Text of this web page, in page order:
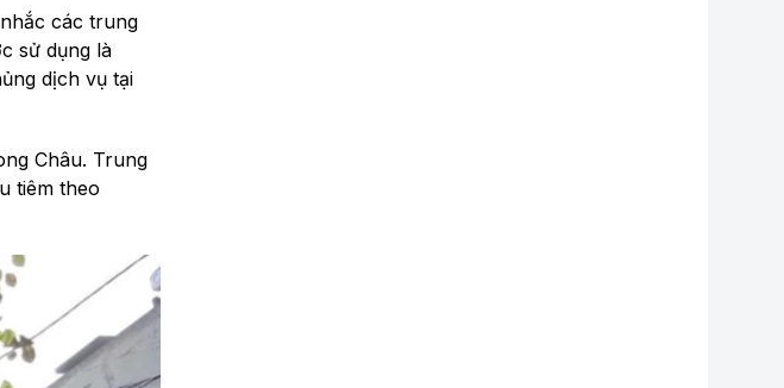
các trung
sử dụng là
dịch vụ tại
Châu. Trung
tiêm theo